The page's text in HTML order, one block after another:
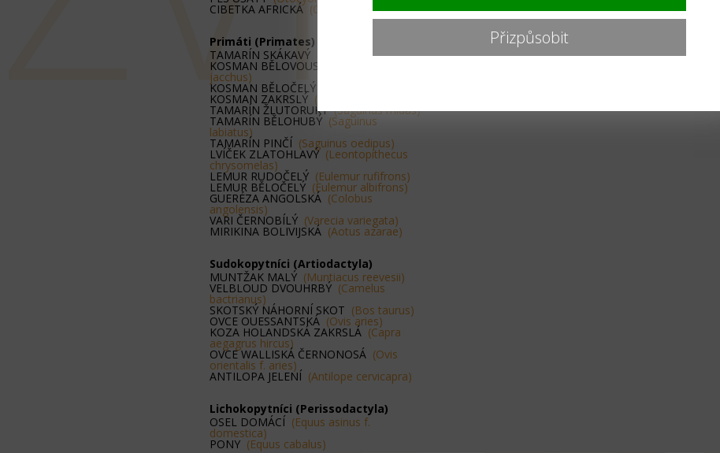
CIBETKA AFRICKÁ (Civettictis civetta)
Primáti (Primates)
TAMARÍN SKÁKAVÝ
(Callimico goeldii)
KOSMAN BĚLOVOUSÝ
jacchus)
KOSMAN BĚLOČELÝ
KOSMAN ZAKRSLÝ (Cebuella pygmaea)
TAMARÍN ŽLUTORUKÝ(Saguinus midas)
TAMARÍN BĚLOHUBÝ (Saguinus
labiatus)
TAMARÍN PINČÍ (Saguinus oedipus)
LVÍČEK ZLATOHLAVÝ (Leontopithecus
chrysomelas)
LEMUR RUDOČELÝ (Eulemur rufifrons)
LEMUR BĚLOČELÝ (Eulemur albifrons)
GUERÉZA ANGOLSKÁ (Colobus
angolensis)
VARI ČERNOBÍLÝ (Varecia variegata)
MIRIKINA BOLIVIJSKÁ (Aotus azarae)
Sudokopytníci (Artiodactyla)
MUNTŽAK MALÝ (Muntiacus reevesii)
VELBLOUD DVOUHRBÝ (Camelus
bactrianus)
SKOTSKÝ NÁHORNÍ SKOT (Bos taurus)
OVCE OUESSANTSKÁ (Ovis aries)
KOZA HOLANDSKÁ ZAKRSLÁ (Capra
aegagrus hircus)
OVCE WALLISKÁ ČERNONOSÁ (Ovis
orientalis f. aries)
ANTILOPA JELENÍ (Antilope cervicapra)
Lichokopytníci (Perissodactyla)
OSEL DOMÁCÍ (Equus asinus f.
domestica)
PONY (Equus cabalus)
Přizpůsobit